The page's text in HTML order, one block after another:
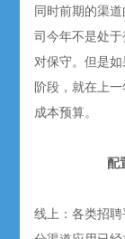
同时前期的渠
司今年不是处
对保守。但是
阶段，就在上
成本预算。
配
线上：各类招